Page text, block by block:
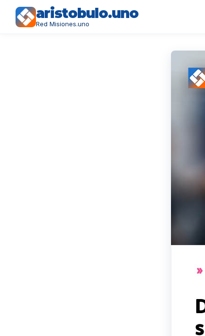
aristobulo.uno
Red Misiones.uno